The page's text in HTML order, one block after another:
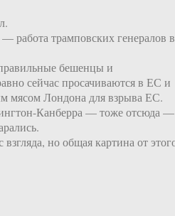
работа трамповских генералов в
бешенцы и
сейчас просачиваются в ЕС и
мясом Лондона для взрыва ЕС.
Канберра — тоже отсюда —
взгляда, но общая картина от